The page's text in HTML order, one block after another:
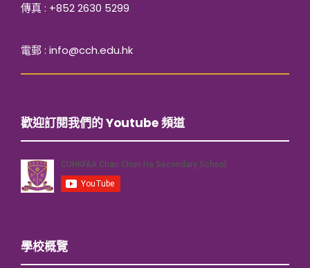
傳真 : +852 2630 5299
電郵 : info@cch.edu.hk
歡迎訂閱我們的 Youtube 頻道
學校概覽